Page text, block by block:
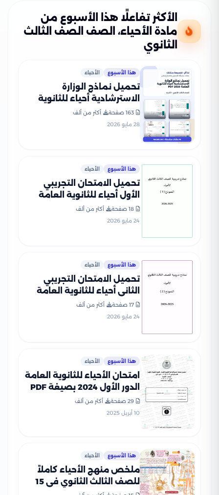
الأكثر تفاعلًا هذا الأسبوع من
مادة الأحياء، الصف الصف الثالث
الثانوي
هذا الأسبوع الأحياء
تحميل نماذج الوزارة
الاسترشادية أحياء للثانوية
العامة 2026 PDF
163 صفحة
أكثر من ألف
28 مايو 2026
هذا الأسبوع الأحياء
تحميل الامتحان التجريبي
الأول أحياء للثانوية العامة
2026 من نماذج وزارة التربية
والتعليم
18 صفحة
أكثر من ألف
24 مايو 2026
هذا الأسبوع الأحياء
تحميل الامتحان التجريبي
الثاني أحياء للثانوية العامة
2026 PDF من نماذج الوزارة
17 صفحة
أكثر من ألف
24 مايو 2026
هذا الأسبوع الأحياء
امتحان الأحياء للثانوية العامة
الدور الأول 2024 بصيغة PDF
بالإجابات الرسمية
29 صفحة
أكثر من ألف
10 أبريل 2025
هذا الأسبوع الأحياء
ملخص منهج الأحياء كاملاً
للصف الثالث الثانوي في 15